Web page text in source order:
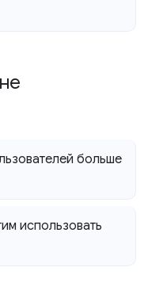
больше
использовать